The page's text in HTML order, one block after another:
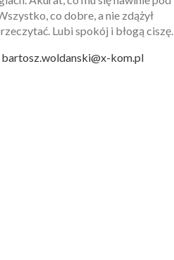
co dobre, a nie zdążył
Lubi spokój i błogą ciszę.
bartosz.woldanski@x-kom.pl